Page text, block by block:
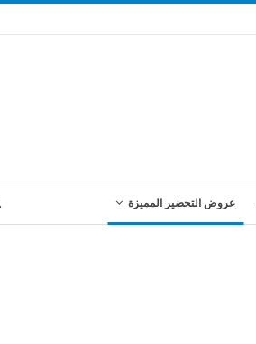
عروض التحضير المميزة